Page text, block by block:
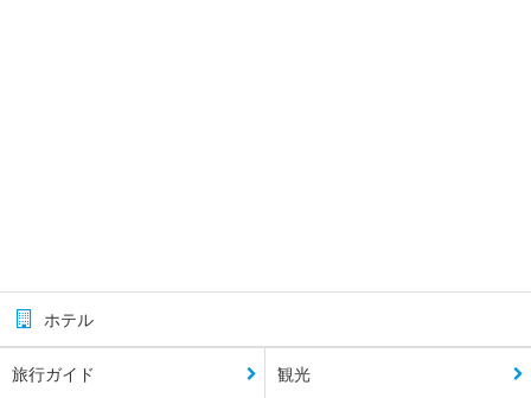
ホテル
旅行ガイド 観光